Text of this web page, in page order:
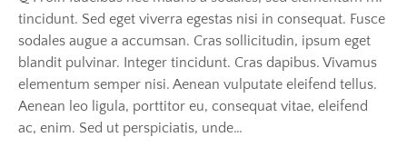
tincidunt. Sed eget viverra egestas nisi in consequat. Fusce
sodales augue a accumsan. Cras sollicitudin, ipsum eget
blandit pulvinar. Integer tincidunt. Cras dapibus. Vivamus
elementum semper nisi. Aenean vulputate eleifend tellus.
Aenean leo ligula, porttitor eu, consequat vitae, eleifend
ac, enim. Sed ut perspiciatis, unde…